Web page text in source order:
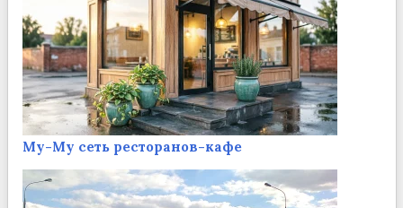
Му-Му сеть ресторанов-кафе